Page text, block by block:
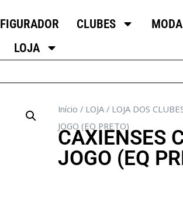
CLUBES
LOJA
Início / LOJA / LOJA DOS
JOGO (EQ PRETO)
CAXIENSES
JOGO (EQ